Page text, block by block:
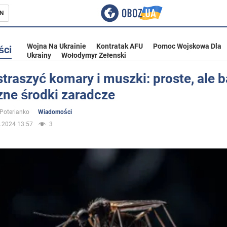
Wojna Na Ukrainie Kontratak AFU
Pomoc Wojskowa Dla
Ukrainy
Wołodymyr Zełenski
komary i muszki: proste, ale
środki zaradcze
Wiadomości
13:57
3